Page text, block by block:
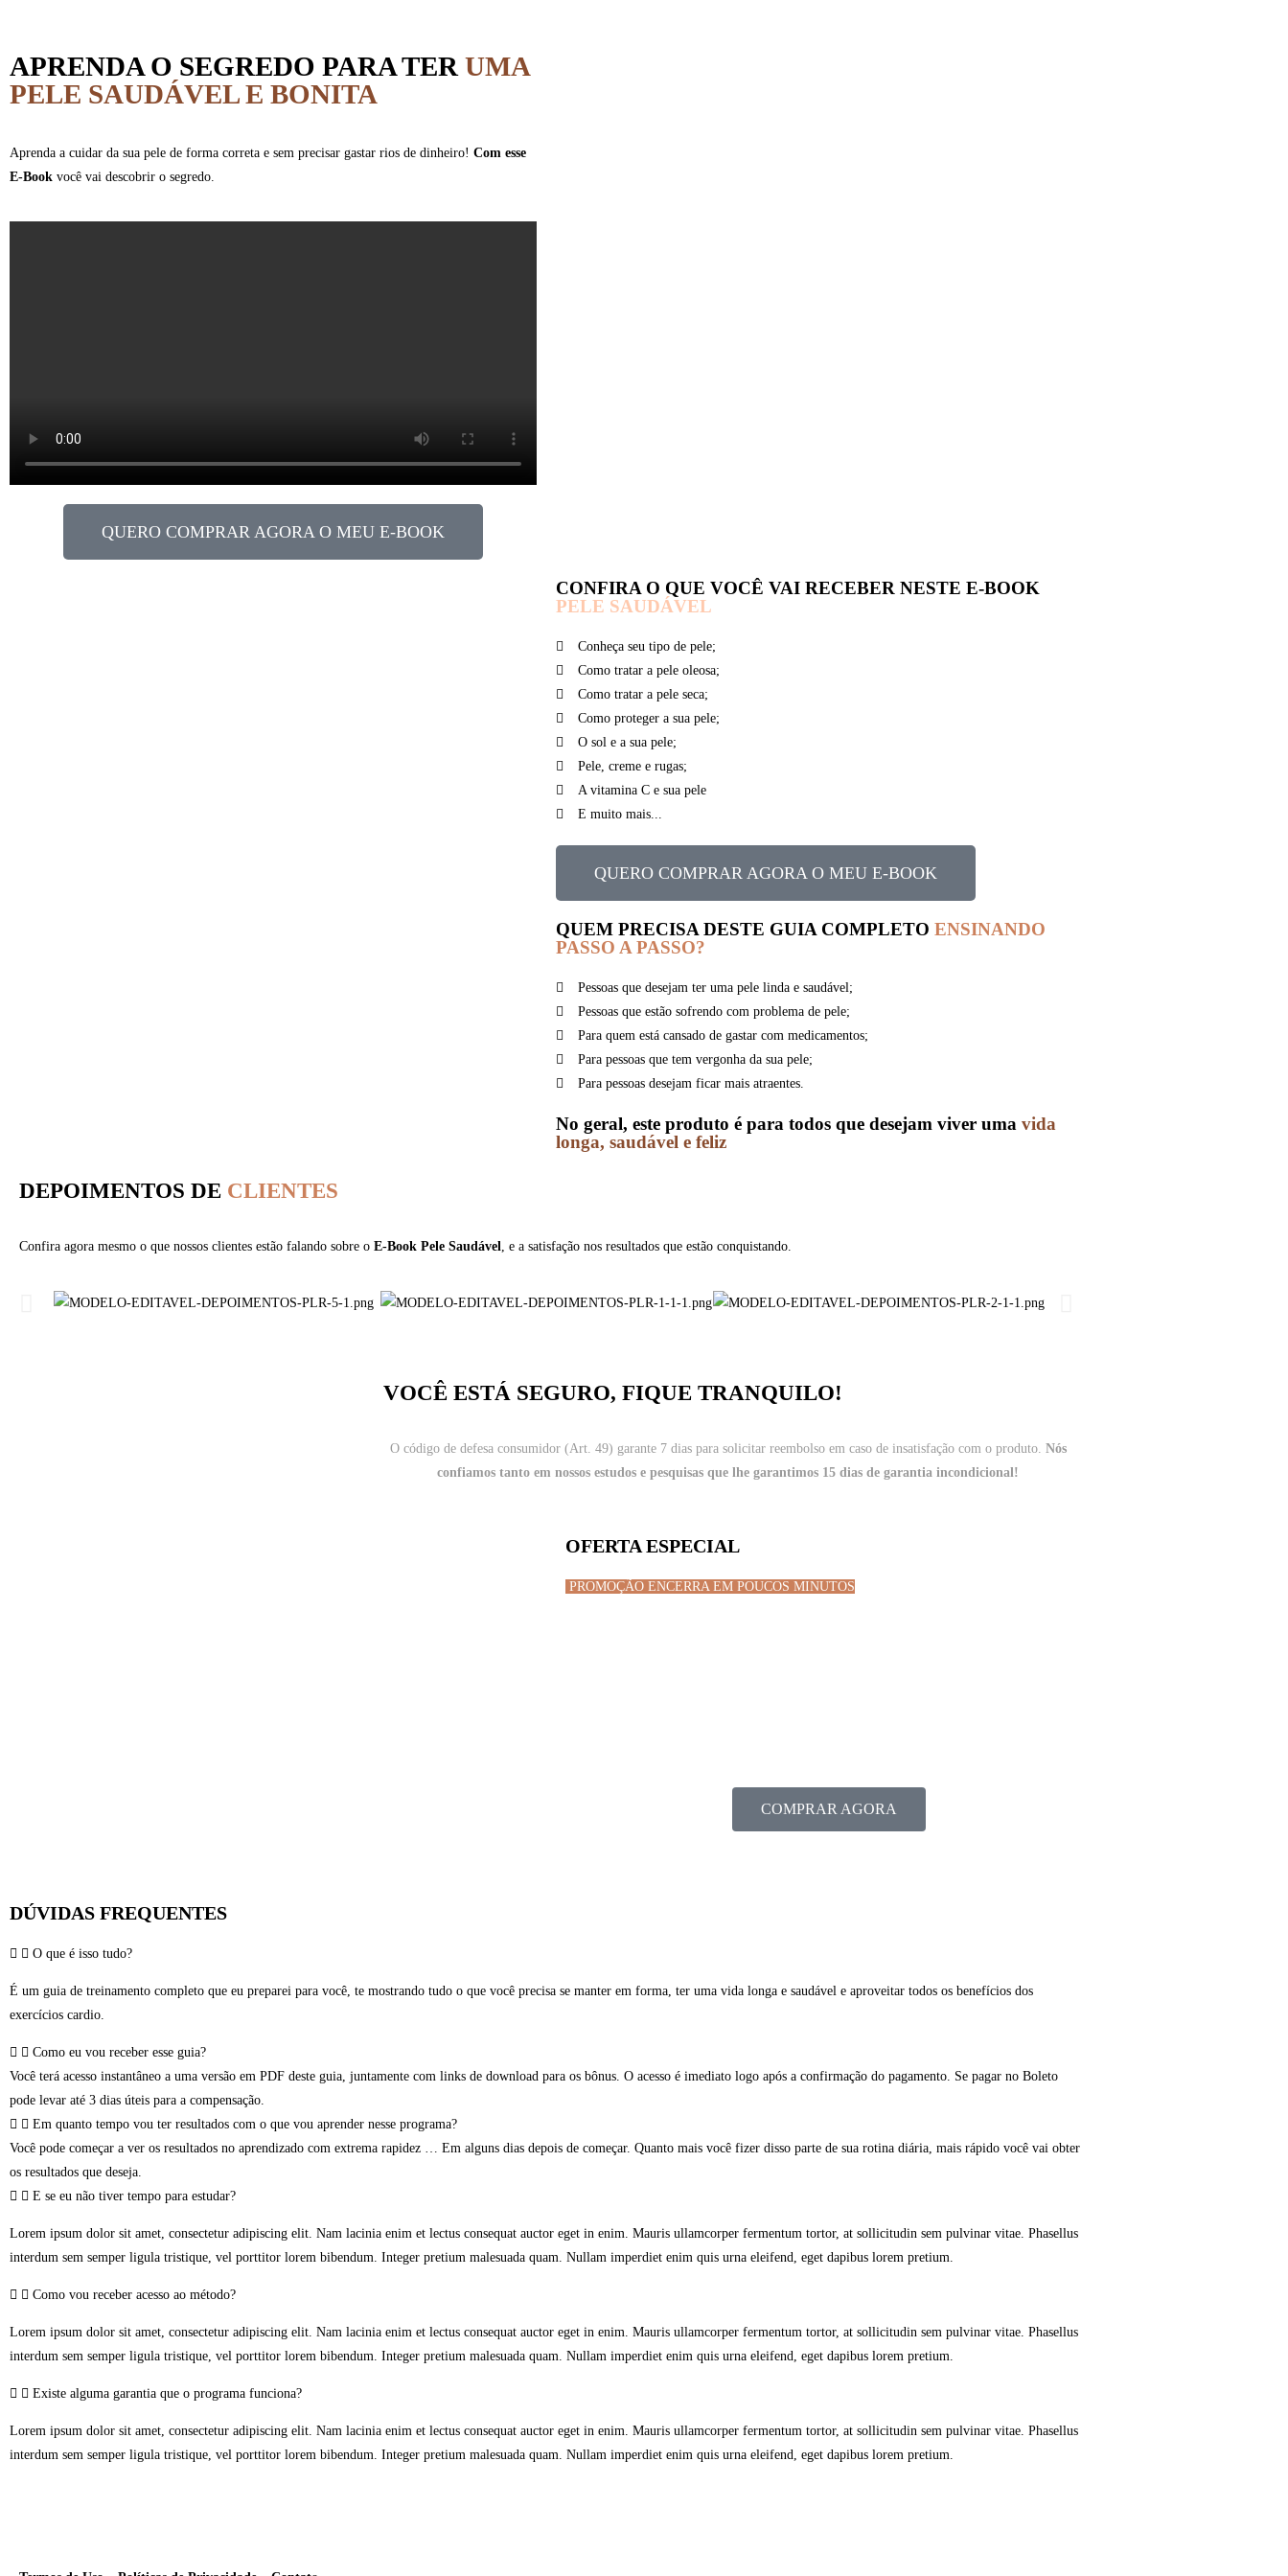
APRENDA O SEGREDO PARA TER UMA
PELE SAUDÁVEL E BONITA
Aprenda a cuidar da sua pele de forma correta e sem precisar gastar rios de dinheiro! Com esse
E-Book você vai descobrir o segredo.
QUERO COMPRAR AGORA O MEU E-BOOK
CONFIRA O QUE VOCÊ VAI RECEBER NESTE E-BOOK
PELE SAUDÁVEL
Conheça seu tipo de pele;
Como tratar a pele oleosa;
Como tratar a pele seca;
Como proteger a sua pele;
O sol e a sua pele;
Pele, creme e rugas;
A vitamina C e sua pele
E muito mais...
QUERO COMPRAR AGORA O MEU E-BOOK
QUEM PRECISA DESTE GUIA COMPLETO ENSINANDO
PASSO A PASSO?
Pessoas que desejam ter uma pele linda e saudável;
Pessoas que estão sofrendo com problema de pele;
Para quem está cansado de gastar com medicamentos;
Para pessoas que tem vergonha da sua pele;
Para pessoas desejam ficar mais atraentes.
No geral, este produto é para todos que desejam viver uma vida
longa, saudável e feliz
DEPOIMENTOS DE CLIENTES
Confira agora mesmo o que nossos clientes estão falando sobre o E-Book Pele Saudável, e a satisfação nos resultados que estão conquistando.
VOCÊ ESTÁ SEGURO, FIQUE TRANQUILO!
O código de defesa consumidor (Art. 49) garante 7 dias para solicitar reembolso em caso de insatisfação com o produto. Nós
confiamos tanto em nossos estudos e pesquisas que lhe garantimos 15 dias de garantia incondicional!
OFERTA ESPECIAL
PROMOÇÃO ENCERRA EM POUCOS MINUTOS
COMPRAR AGORA
DÚVIDAS FREQUENTES
O que é isso tudo?
É um guia de treinamento completo que eu preparei para você, te mostrando tudo o que você precisa se manter em forma, ter uma vida longa e saudável e aproveitar todos os benefícios dos
exercícios cardio.
Como eu vou receber esse guia?
Você terá acesso instantâneo a uma versão em PDF deste guia, juntamente com links de download para os bônus. O acesso é imediato logo após a confirmação do pagamento. Se pagar no Boleto
pode levar até 3 dias úteis para a compensação.
Em quanto tempo vou ter resultados com o que vou aprender nesse programa?
Você pode começar a ver os resultados no aprendizado com extrema rapidez … Em alguns dias depois de começar. Quanto mais você fizer disso parte de sua rotina diária, mais rápido você vai obter
os resultados que deseja.
E se eu não tiver tempo para estudar?
Lorem ipsum dolor sit amet, consectetur adipiscing elit. Nam lacinia enim et lectus consequat auctor eget in enim. Mauris ullamcorper fermentum tortor, at sollicitudin sem pulvinar vitae. Phasellus
interdum sem semper ligula tristique, vel porttitor lorem bibendum. Integer pretium malesuada quam. Nullam imperdiet enim quis urna eleifend, eget dapibus lorem pretium.
Como vou receber acesso ao método?
Lorem ipsum dolor sit amet, consectetur adipiscing elit. Nam lacinia enim et lectus consequat auctor eget in enim. Mauris ullamcorper fermentum tortor, at sollicitudin sem pulvinar vitae. Phasellus
interdum sem semper ligula tristique, vel porttitor lorem bibendum. Integer pretium malesuada quam. Nullam imperdiet enim quis urna eleifend, eget dapibus lorem pretium.
Existe alguma garantia que o programa funciona?
Lorem ipsum dolor sit amet, consectetur adipiscing elit. Nam lacinia enim et lectus consequat auctor eget in enim. Mauris ullamcorper fermentum tortor, at sollicitudin sem pulvinar vitae. Phasellus
interdum sem semper ligula tristique, vel porttitor lorem bibendum. Integer pretium malesuada quam. Nullam imperdiet enim quis urna eleifend, eget dapibus lorem pretium.